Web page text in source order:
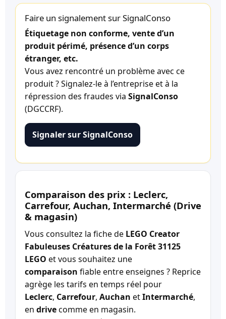
Faire un signalement sur SignalConso
Étiquetage non conforme, vente d’un
produit périmé, présence d’un corps
étranger, etc.
Vous avez rencontré un problème avec ce
produit ? Signalez-le à l’entreprise et à la
répression des fraudes via SignalConso
(DGCCRF).
Signaler sur SignalConso
Comparaison des prix : Leclerc,
Carrefour, Auchan, Intermarché (Drive
& magasin)
Vous consultez la fiche de LEGO Creator
Fabuleuses Créatures de la Forêt 31125
LEGO et vous souhaitez une
comparaison fiable entre enseignes ? Reprice
agrège les tarifs en temps réel pour
Leclerc, Carrefour, Auchan etIntermarché,
en drivecomme en magasin.